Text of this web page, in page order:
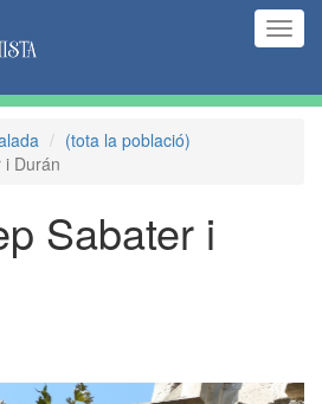
(tota la població)
i Durán
Sabater i